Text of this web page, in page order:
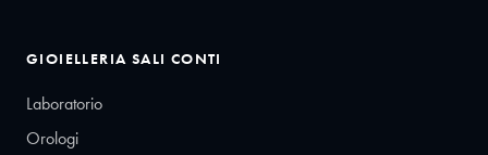
GIOIELLERIA SALI CONTI
Laboratorio
Orologi